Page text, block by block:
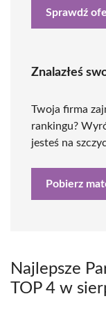
Sprawdź
Znalazłeś
Twoja firma
rankingu?
jesteś na
Pobierz
Najlepsze
TOP 4 w